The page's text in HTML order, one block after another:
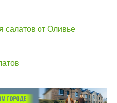
салатов от Оливье